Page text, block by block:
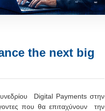
the next big
Digital Payments στην
που θα επιταχύνουν την